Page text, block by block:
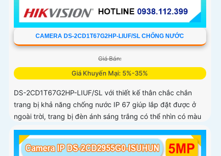
CAMERA DS-2CD1T67G2HP-LIUF/SL CHỐNG NƯỚC
Giá Bán:
Giá Khuyến Mại: 5%-35%
DS-2CD1T67G2HP-LIUF/SL với thiết kế thân chắc chắn
trang bị khả năng chống nước IP 67 giúp lắp đặt được ở
ngoài trời, trang bị đèn ánh sáng trắng có thể nhìn có màu
vào ban đêm với khoảng cách 30m, trang bị micro và loa
giúp đàm thoại 2 chiều ấn tượng